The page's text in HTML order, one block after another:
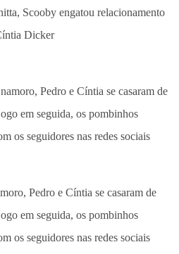
Scooby engatou relacionamento
Dicker
Pedro e Cíntia se casaram de
em seguida, os pombinhos
os seguidores nas redes sociais